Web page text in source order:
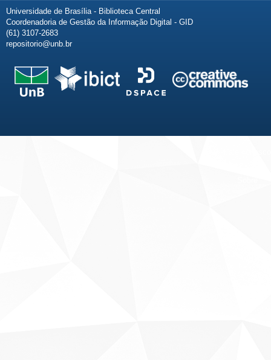
Universidade de Brasília - Biblioteca Central
Coordenadoria de Gestão da Informação Digital - GID
(61) 3107-2683
repositorio@unb.br